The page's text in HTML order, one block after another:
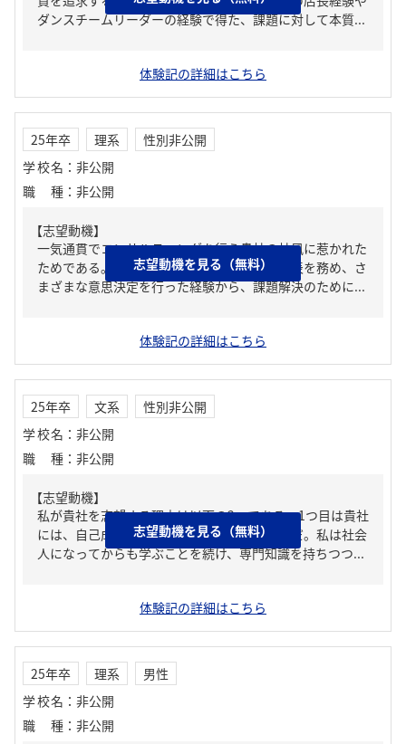
ダンスチームリーダーの経験で得た、課題に対して本質...
体験記の詳細はこちら
25年卒 理系
性別非公開
学校名 ： 非公開
職種 ： 非公開
【志望動機】
一気通貫でコンサルティングを行う貴社の社風に惹かれた
ためである。私はバドミントンサークルの代表を務め、さ
まざまな意思決定を行った経験から、課題解決のために...
体験記の詳細はこちら
志望動機を見る（無料）
25年卒 文系
性別非公開
学校名 ： 非公開
職種 ： 非公開
【志望動機】
私が貴社を志望する理由は以下の2つである。1つ目は貴社
には、自己成長できる環境が整っていることだ。私は社会
人になってからも学ぶことを続け、専門知識を持ちつつ...
体験記の詳細はこちら
志望動機を見る（無料）
25年卒 理系
男性
学校名 ： 非公開
職種 ： 非公開